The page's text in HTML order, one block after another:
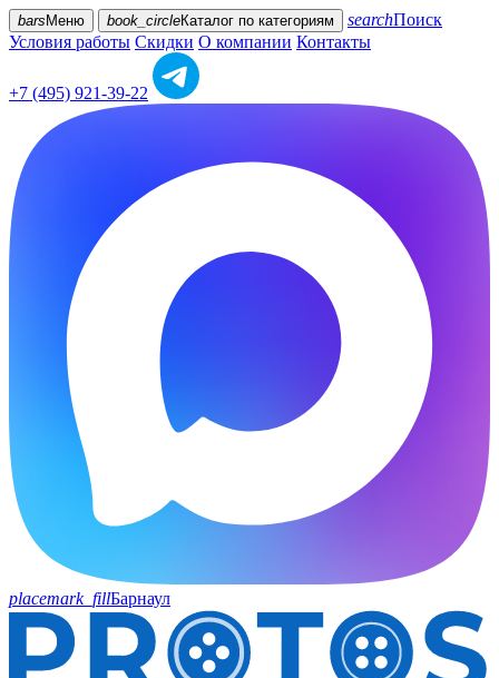
bars Меню book_circleКаталог по категориям searchПоиск
Условия работы Скидки О компании Контакты
+7 (495) 921-39-22
placemark_fillБарнаул